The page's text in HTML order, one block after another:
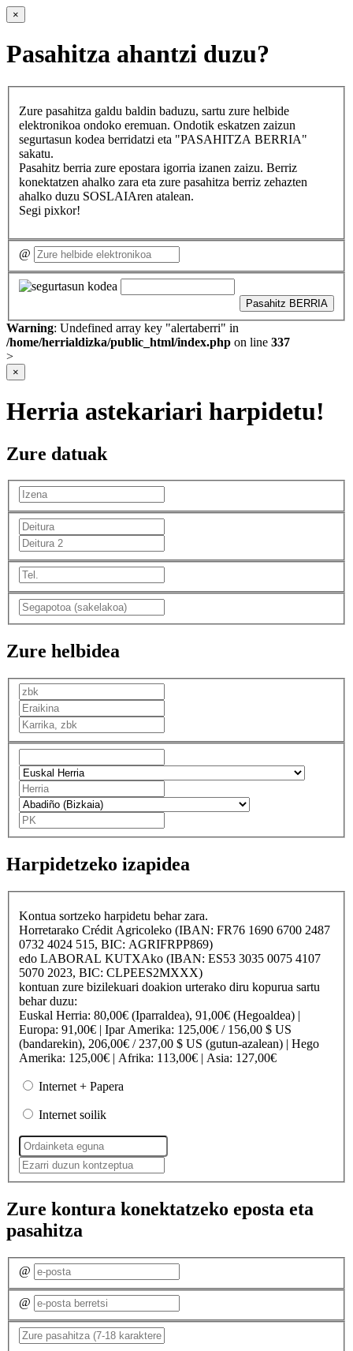
×
Pasahitza ahantzi duzu?
Zure pasahitza galdu baldin baduzu, sartu zure helbide
elektronikoa ondoko eremuan. Ondotik eskatzen zaizun
segurtasun kodea berridatzi eta "PASAHITZA BERRIA"
sakatu.
Pasahitz berria zure epostara igorria izanen zaizu. Berriz
konektatzen ahalko zara eta zure pasahitza berriz zehazten
ahalko duzu SOSLAIAren atalean.
Segi pixkor!
@
Pasahitz BERRIA
Warning: Undefined array key "alertaberri" in
/home/herrialdizka/public_html/index.php on line 337
>
×
Herria astekariari harpidetu!
Zure datuak
Zure helbidea
Harpidetzeko izapidea
Kontua sortzeko harpidetu behar zara.
Horretarako Crédit Agricoleko (IBAN: FR76 1690 6700 2487
0732 4024 515, BIC: AGRIFRPP869)
edo LABORAL KUTXAko (IBAN: ES53 3035 0075 4107
5070 2023, BIC: CLPEES2MXXX)
kontuan zure bizilekuari doakion urterako diru kopurua sartu
behar duzu:
Euskal Herria: 80,00€ (Iparraldea), 91,00€ (Hegoaldea) |
Europa: 91,00€ | Ipar Amerika: 125,00€ / 156,00 $ US
(bandarekin), 206,00€ / 237,00 $ US (gutun-azalean) | Hego
Amerika: 125,00€ | Afrika: 113,00€ | Asia: 127,00€
Internet + Papera
Internet soilik
Zure kontura konektatzeko eposta eta
pasahitza
@
@